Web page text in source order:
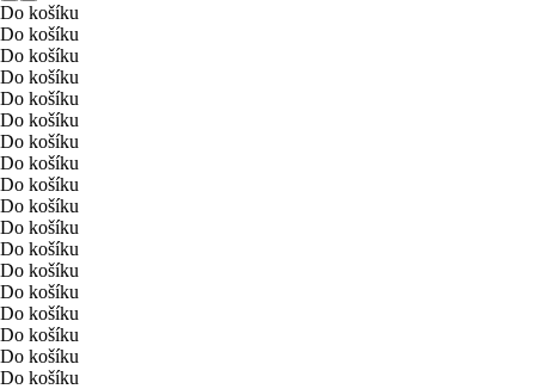
Do košíku
Do košíku
Do košíku
Do košíku
Do košíku
Do košíku
Do košíku
Do košíku
Do košíku
Do košíku
Do košíku
Do košíku
Do košíku
Do košíku
Do košíku
Do košíku
Do košíku
Do košíku